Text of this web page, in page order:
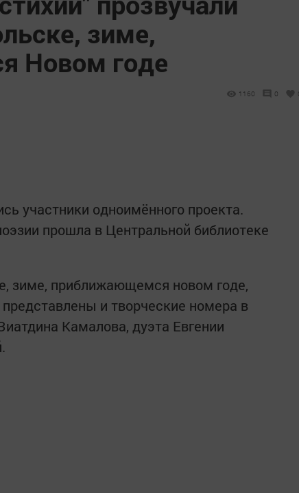
зиме,
Новом годе
1160 0
участники одноимённого проекта.
прошла в Центральной библиотеке
зиме, приближающемся новом годе,
и творческие номера в
Камалова, дуэта Евгении